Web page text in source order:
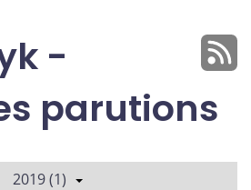
-
parutions
2019 (1)